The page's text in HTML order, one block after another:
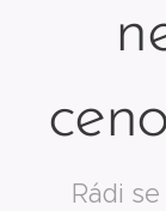
Rádi